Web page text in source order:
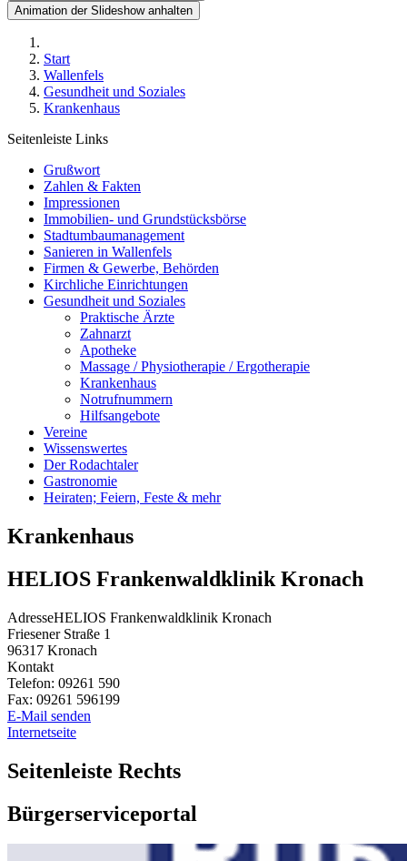
Animation der Slideshow anhalten
Start
Wallenfels
Gesundheit und Soziales
Krankenhaus
Seitenleiste Links
Grußwort
Zahlen & Fakten
Impressionen
Immobilien- und Grundstücksbörse
Stadtumbaumanagement
Sanieren in Wallenfels
Firmen & Gewerbe, Behörden
Kirchliche Einrichtungen
Gesundheit und Soziales
Praktische Ärzte
Zahnarzt
Apotheke
Massage / Physiotherapie / Ergotherapie
Krankenhaus
Notrufnummern
Hilfsangebote
Vereine
Wissenswertes
Der Rodachtaler
Gastronomie
Heiraten; Feiern, Feste & mehr
Krankenhaus
HELIOS Frankenwaldklinik Kronach
AdresseHELIOS Frankenwaldklinik Kronach
Friesener Straße 1
96317 Kronach
Kontakt
Telefon: 09261 590
Fax: 09261 596199
E-Mail senden
Internetseite
Seitenleiste Rechts
Bürgerserviceportal